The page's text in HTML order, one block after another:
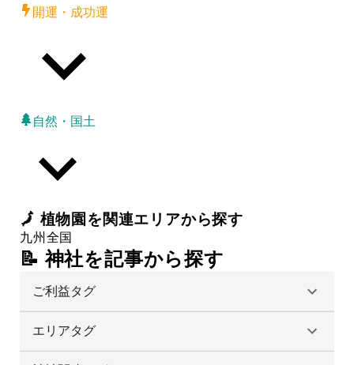
開運・成功運
自然・国土
🗾 植物園 を関連エリアから探す
九州 全国
📝 神社を記事から探す
ご利益タグ
エリアタグ